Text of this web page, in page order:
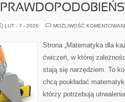
LUT - 7 - 2026 MOŻLIWOŚĆ
Strona „Matematyka dla
ćwiczeń, w której
stają się narzędziem. To
chcą poukładać
którzy potrzebują